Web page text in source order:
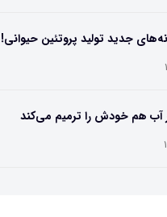
جدید تولید پروتئین حیوانی!
هم خودش را ترمیم می‌کند